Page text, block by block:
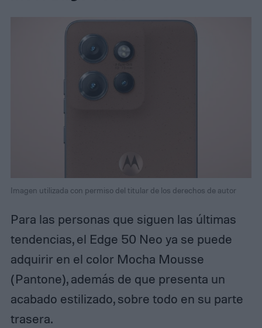
Imagen utilizada con permiso del titular de los derechos de autor
Para las personas que siguen las últimas
tendencias, el Edge 50 Neo ya se puede
adquirir en el color Mocha Mousse
(Pantone), además de que presenta un
acabado estilizado, sobre todo en su parte
trasera.